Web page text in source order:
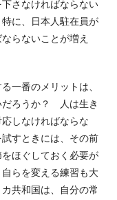
さなければならない
に、日本人駐在員が
らないことが増え
一番のメリットは、
だろうか？ 人は生き
しなければならな
すときには、その前
ほぐしておく必要が
らを変える練習も大
共和国は、自分の常